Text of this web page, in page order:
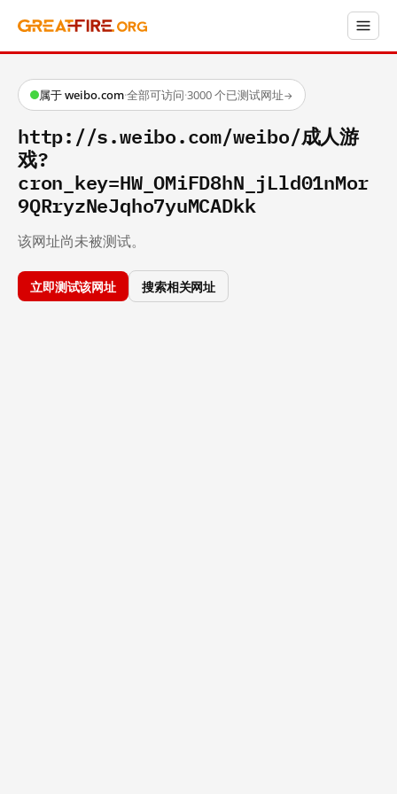
属于 weibo.com·全部可访问·3000 个已测试网址→
http://s.weibo.com/weibo/成人游
戏?
cron_key=HW_OMiFD8hN_jLld01nMor
9QRryzNeJqho7yuMCADkk
该网址尚未被测试。
立即测试该网址 搜索相关网址